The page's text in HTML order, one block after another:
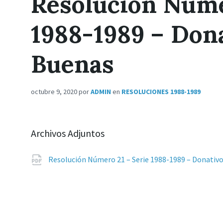
1988-1989 –
Buenas
octubre 9, 2020porADMIN en RESOLUCIONES 1988-1989
Archivos Adjuntos
Resolución Número 21 – Serie 1988-1989 –